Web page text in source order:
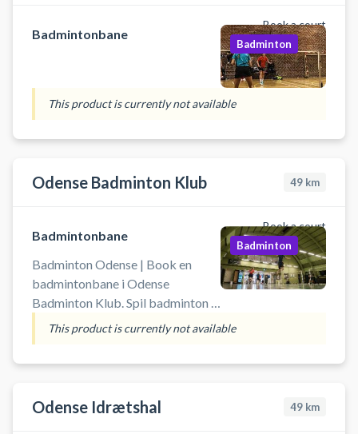
Book a court
Badmintonbane
Badminton
This product is currently not available
Odense Badminton Klub 49 km
Book a court
Badmintonbane
Badminton Odense | Book en
badmintonbane i Odense
Badminton Klub. Spil badminton i
Odense på en af
badmintonbanerne hos Odense
Badminton Klub. Du skal selv
Badminton
This product is currently not available
Odense Idrætshal 49 km